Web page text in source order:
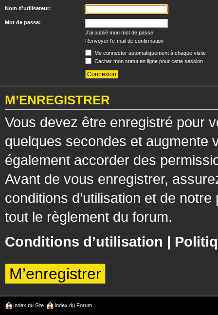
Nom d’utilisateur:
Mot de passe:
J’ai oublié mon mot de passe
Renvoyer l’e-mail de confirmation
Me connecter automatiquement à chaque visite
Cacher mon statut en ligne pour cette session
M’ENREGISTRER
Vous devez être enregistré pour
quelques secondes et augmente
également accorder des
Avant de vous enregistrer,
conditions d’utilisation et de
tout le règlement du forum.
Conditions d’utilisation |
M’enregistrer
Index du Site Index du Forum